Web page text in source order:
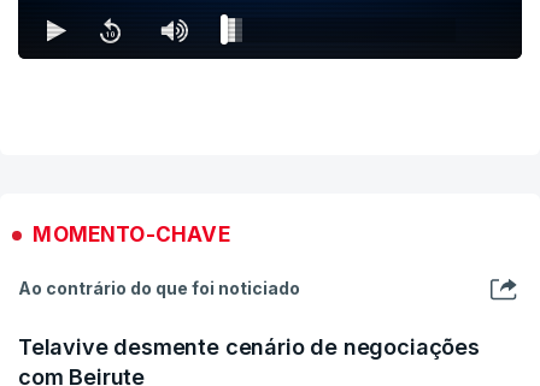
MOMENTO-CHAVE
Ao contrário do que foi noticiado
Telavive desmente cenário de negociações
com Beirute